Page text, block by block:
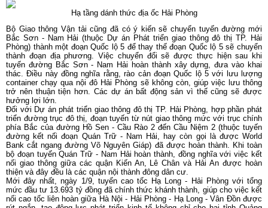
Hạ tầng dánh thức địa ốc Hải Phòng
Bộ Giao thông Vận tải cũng đã có ý kiến sẽ chuyển tuyến đường mới
Bắc Sơn - Nam Hải (thuộc Dự án Phát triển giao thông đô thị TP. Hải
Phòng) thành một đoạn Quốc lộ 5 để thay thế đoạn Quốc lộ 5 sẽ chuyển
thành đoạn địa phương. Việc chuyển đổi sẽ được thực hiện sau khi
tuyến đường Bắc Sơn - Nam Hải hoàn thành xây dựng, đưa vào khai
thác. Điều này đồng nghĩa rằng, rào cản đoạn Quốc lộ 5 với lưu lượng
container chạy qua nội đô Hải Phòng sẽ không còn, giúp việc lưu thông
trở nên thuận tiện hơn. Các dự án bất động sản vì thế cũng sẽ được
hưởng lợi lớn.
Đối với Dự án phát triển giao thông đô thị TP. Hải Phòng, hợp phần phát
triển đường trục đô thị, đoạn tuyến từ nút giao thông mức với trục chính
phía Bắc của đường Hồ Sen - Cầu Rào 2 đến Cầu Niệm 2 (thuộc tuyến
đường kết nối đoạn Quán Trữ - Nam Hải, hay còn gọi là được World
Bank cắt ngang đường Võ Nguyên Giáp) đã được hoàn thành. Khi toàn
bộ đoạn tuyến Quán Trữ - Nam Hải hoàn thành, đồng nghĩa với việc kết
nối giao thông giữa các quận Kiến An, Lê Chân và Hải An được hoàn
thiện và đây đều là các quận nội thành đông dân cư.
Mới đây nhất, ngày 1/9, tuyến cao tốc Hạ Long - Hải Phòng với tổng
mức đầu tư 13.693 tỷ đồng đã chính thức khánh thành, giúp cho việc kết
nối cao tốc liên hoàn giữa Hà Nội - Hải Phòng - Hạ Long - Vân Đồn được